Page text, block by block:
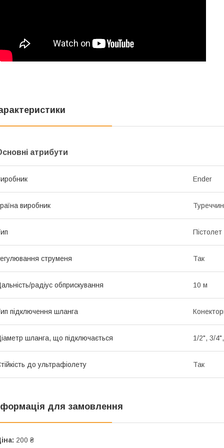
атрибути
Ender
виробник
струменя Так
радіус обприскування 10 м
підключення шланга
шланга, що підключається 1/2", 3/
до ультрафіолету Так
для замовлення
200 ₴